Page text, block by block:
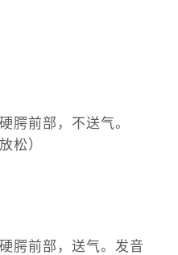
腭前部，不送气。
松）
腭前部，送气。发音